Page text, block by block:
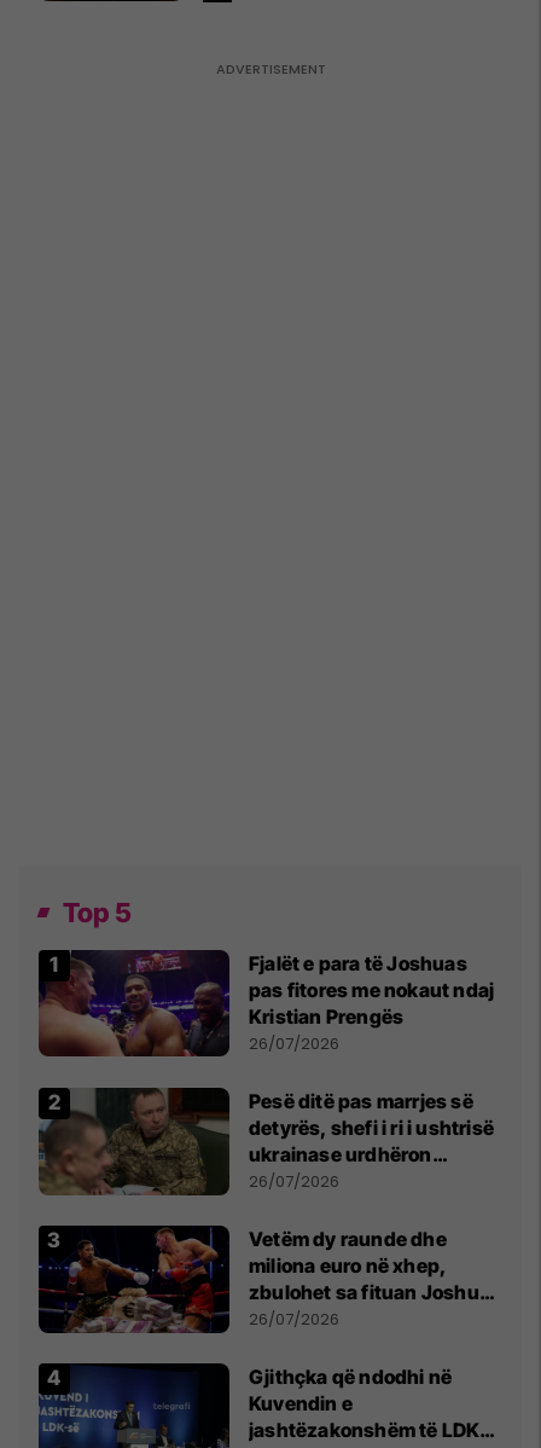
Top 5
Fjalët e para të Joshuas
pas fitores me nokaut ndaj
Kristian Prengës
26/07/2026
Pesë ditë pas marrjes së
detyrës, shefi i ri i ushtrisë
ukrainase urdhëron
kontroll të madh
26/07/2026
Vetëm dy raunde dhe
miliona euro në xhep,
zbulohet sa fituan Joshua
e Prenga
26/07/2026
Gjithçka që ndodhi në
Kuvendin e
jashtëzakonshëm të LDK-